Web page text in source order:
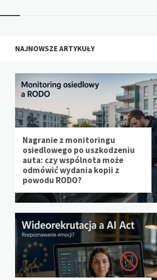
NAJNOWSZE ARTYKUŁY
Nagranie z monitoringu
osiedlowego po uszkodzeniu
auta: czy wspólnota może
odmówić wydania kopii z
powodu RODO?